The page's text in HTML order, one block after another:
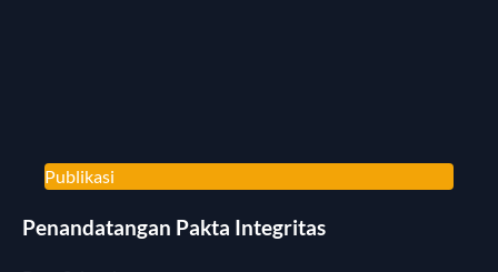
Publikasi
Penandatangan Pakta Integritas